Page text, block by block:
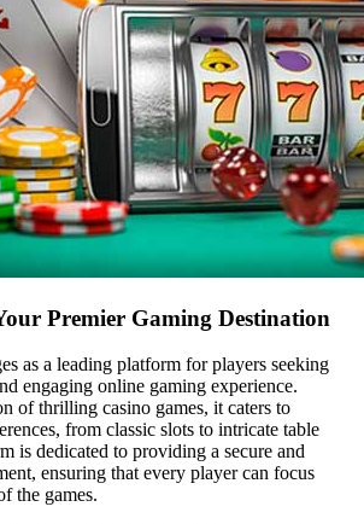
Premier Gaming Destination
as a leading platform for players seeking
engaging online gaming experience.
of thrilling casino games, it caters to
from classic slots to intricate table
is dedicated to providing a secure and
ensuring that every player can focus
the games.